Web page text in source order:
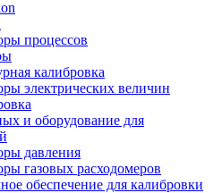
процессов
калибровка
электрических величин
и оборудование для
давления
газовых расходомеров
обеспечение для калибровки